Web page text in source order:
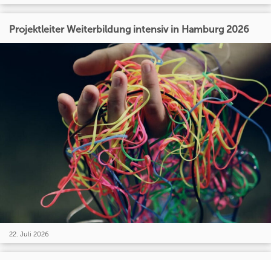
Projektleiter Weiterbildung intensiv in Hamburg 2026
22. Juli 2026